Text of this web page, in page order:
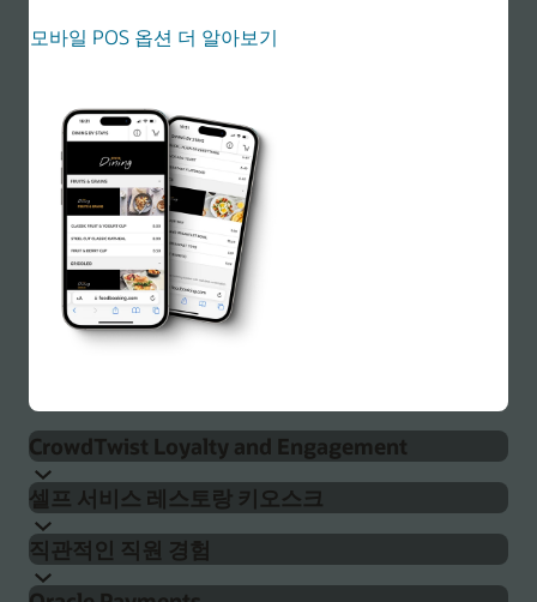
모바일 POS 옵션 더 알아보기
CrowdTwist Loyalty and Engagement
Simphony는 포인트 및 프로모션 외에도 개인적이고
확실한 로열티 관리 방식을 제공해 고객 충성도를 대폭
향상시켜 줍니다.
셀프 서비스 레스토랑 키오스크
Oracle의 셀프 서비스 키오스크로 운영을 간소화하고
직관적인 직원 경험